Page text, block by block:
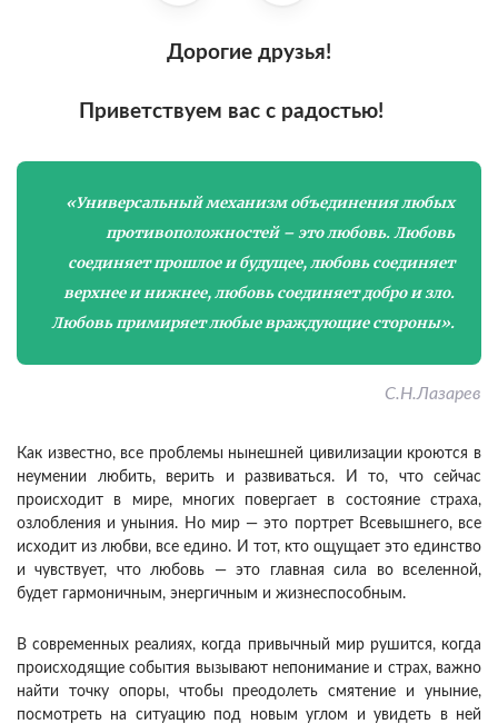
Дорогие друзья!
Приветствуем вас с радостью!
«Универсальный механизм объединения любых
противоположностей – это любовь. Любовь
соединяет прошлое и будущее, любовь соединяет
верхнее и нижнее, любовь соединяет добро и зло.
Любовь примиряет любые враждующие стороны».
С.Н.Лазарев
Как известно, все проблемы нынешней цивилизации кроются в
неумении любить, верить и развиваться. И то, что сейчас
происходит в мире, многих повергает в состояние страха,
озлобления и уныния. Но мир — это портрет Всевышнего, все
исходит из любви, все едино. И тот, кто ощущает это единство
и чувствует, что любовь — это главная сила во вселенной,
будет гармоничным, энергичным и жизнеспособным.
В современных реалиях, когда привычный мир рушится, когда
происходящие события вызывают непонимание и страх, важно
найти точку опоры, чтобы преодолеть смятение и уныние,
посмотреть на ситуацию под новым углом и увидеть в ней